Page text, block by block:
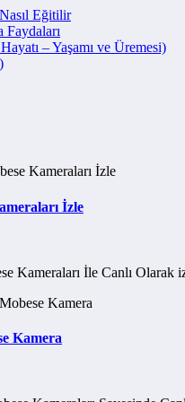
Eğitilir
Faydaları
– Yaşamı ve Üremesi)
İzle
Kameraları İle Canlı
Kamera